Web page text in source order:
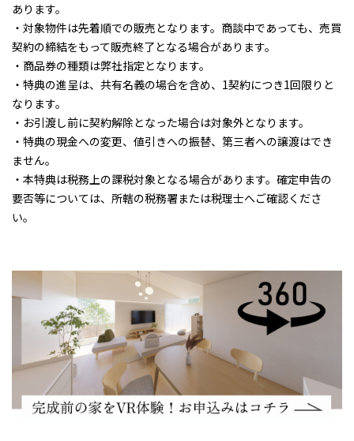
あります。
・対象物件は先着順での販売となります。商談中であっても、売買
契約の締結をもって販売終了となる場合があります。
・商品券の種類は弊社指定となります。
・特典の進呈は、共有名義の場合を含め、1契約につき1回限りと
なります。
・お引渡し前に契約解除となった場合は対象外となります。
・特典の現金への変更、値引きへの振替、第三者への譲渡はでき
ません。
・本特典は税務上の課税対象となる場合があります。確定申告の
要否等については、所轄の税務署または税理士へご確認くださ
い。